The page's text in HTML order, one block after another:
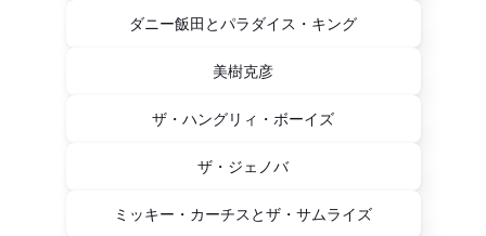
ダニー飯田とパラダイス・キング
美樹克彦
ザ・ハングリィ・ボーイズ
ザ・ジェノバ
ミッキー・カーチスとザ・サムライズ